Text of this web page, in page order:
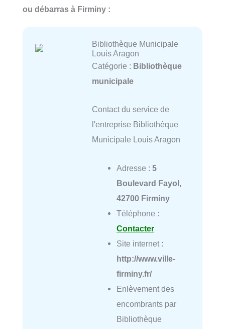
ou débarras à Firminy :
Bibliothèque Municipale
Louis Aragon
Catégorie : Bibliothèque
municipale
Contact du service de
l'entreprise Bibliothèque
Municipale Louis Aragon
Adresse : 5
Boulevard Fayol,
42700 Firminy
Téléphone :
Contacter
Site internet :
http://www.ville-
firminy.fr/
Enlèvement des
encombrants par
Bibliothèque